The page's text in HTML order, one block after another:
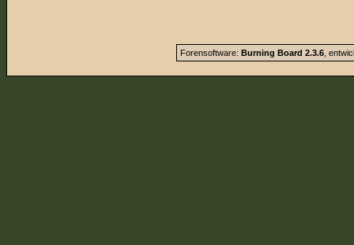
Forensoftware: Burning Board 2.3.6,